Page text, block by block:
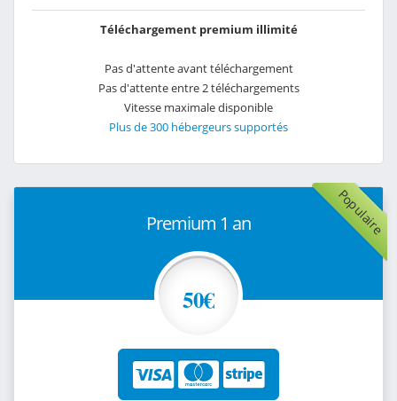
Téléchargement premium illimité
Pas d'attente avant téléchargement
Pas d'attente entre 2 téléchargements
Vitesse maximale disponible
Plus de 300 hébergeurs supportés
Populaire
Premium 1 an
50€